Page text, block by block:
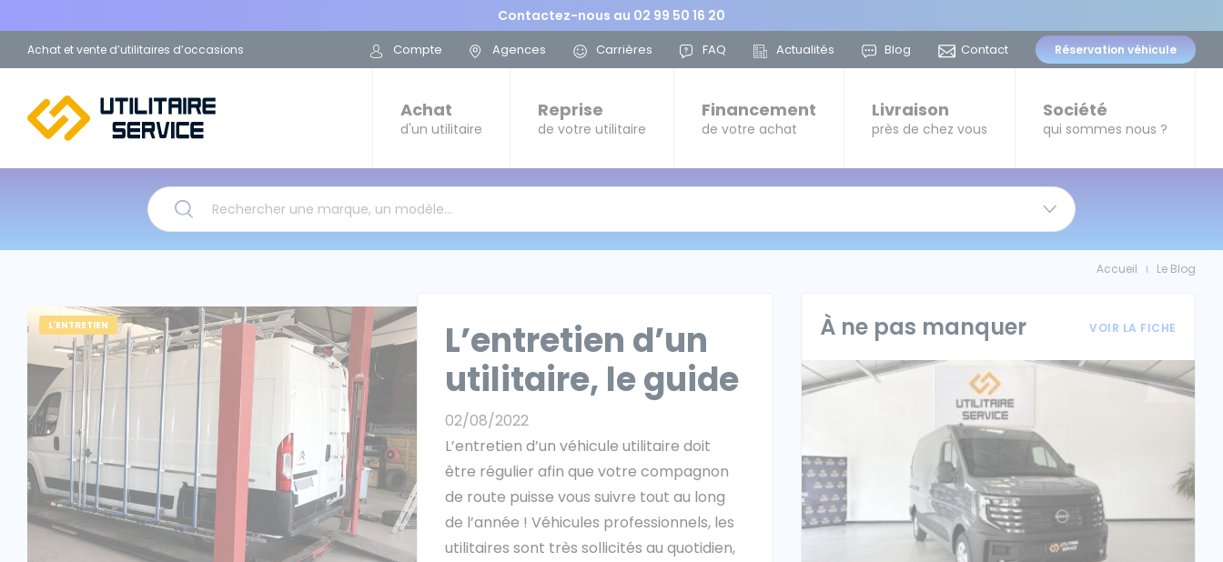
Contactez-nous au 02 99 50 16 20
Achat et vente d’utilitaires d’occasions Compte Agences Carrières FAQ Actualités Blog Contact Réservation véhicule
Achat
d'un utilitaire
Reprise
de votre utilitaire
Financement
de votre achat
Livraison
près de chez vous
Société
qui sommes nous ?
Rechercher une marque, un modèle…
Accueil Le Blog
L’entretien d’un
utilitaire, le guide
02/08/2022
L’entretien d’un véhicule utilitaire doit
être régulier afin que votre compagnon
de route puisse vous suivre tout au long
de l’année ! Véhicules professionnels, les
utilitaires sont très sollicités au quotidien,
L'ENTRETIEN À ne pas manquer VOIR LA FICHE